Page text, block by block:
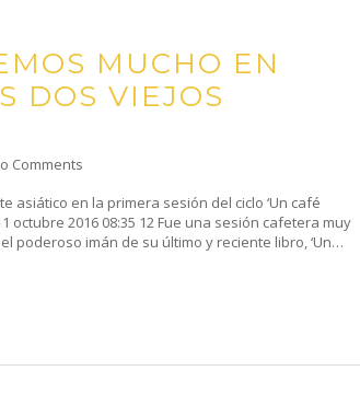
MUCHO EN
DOS VIEJOS
Comments
asiático en la primera sesión del ciclo ‘Un café
octubre 2016 08:35 12 Fue una sesión cafetera muy
poderoso imán de su último y reciente libro, ‘Un…